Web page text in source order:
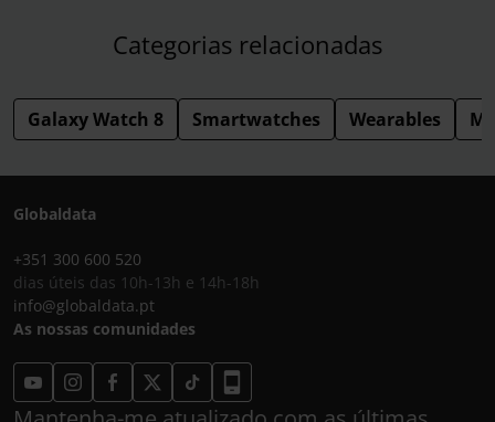
Categorias relacionadas
Galaxy Watch 8 Smartwatches Wearables
Globaldata
+351 300 600 520
dias úteis das 10h-13h e 14h-18h
info@globaldata.pt
As nossas comunidades